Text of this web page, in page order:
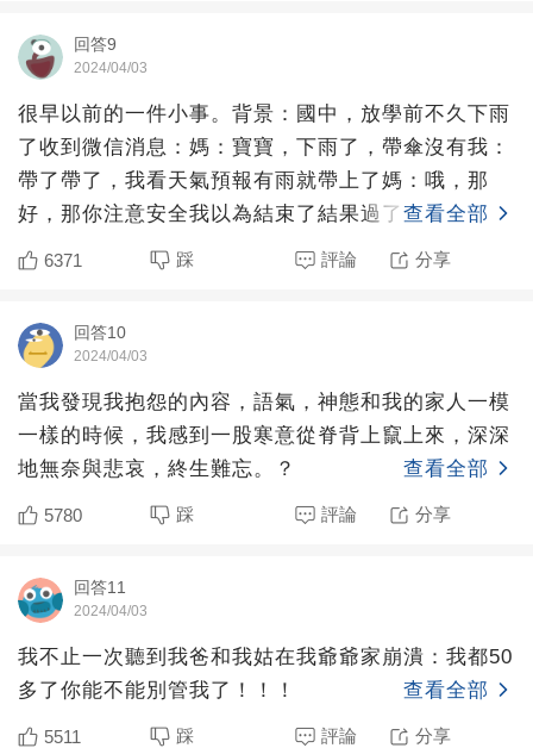
回答9
2024/04/03
很早以前的一件小事。背景：國中，放學前不久下雨
了收到微信消息：媽：寶寶，下雨了，帶傘沒有我：
帶了帶了，我看天氣預報有雨就帶上了媽：哦，那
好，那你注意安全我以為結束了結果過了一會媽：寶
寶，我看雨挺大的，
查看全部
6371 踩 評論 分享
回答10
2024/04/03
當我發現我抱怨的內容，語氣，神態和我的家人一模
一樣的時候，我感到一股寒意從脊背上竄上來，深深
地無奈與悲哀，終生難忘。？
查看全部
5780 踩 評論 分享
回答11
2024/04/03
我不止一次聽到我爸和我姑在我爺爺家崩潰：我都50
多了你能不能別管我了！！！
查看全部
5511 踩 評論 分享